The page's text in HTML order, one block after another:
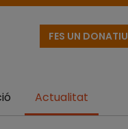
FES UN DONATIU
Actualitat